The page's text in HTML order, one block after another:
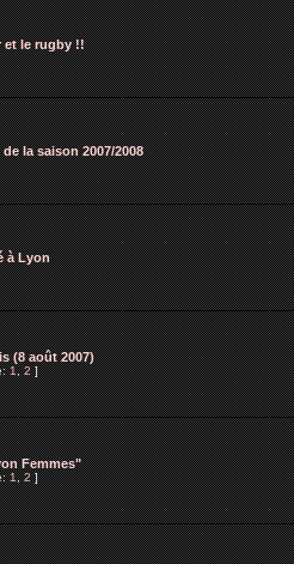
et le rugby !!
la saison 2007/2008
à Lyon
(8 août 2007)
1,2]
Femmes"
1,2]